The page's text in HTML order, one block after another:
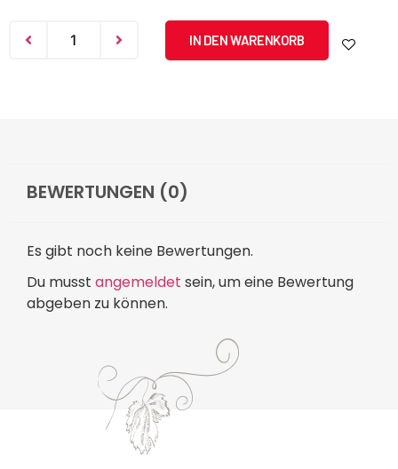
IN DEN WARENKORB
BEWERTUNGEN (0)
Es gibt noch keine Bewertungen.
Du musst angemeldet sein, um eine Bewertung
abgeben zu können.